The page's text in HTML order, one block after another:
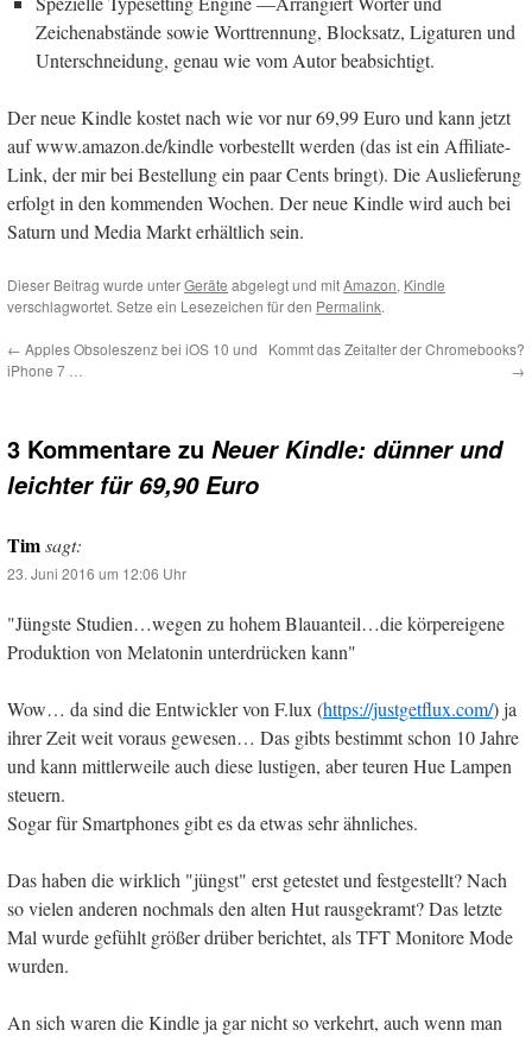
Zeichenabstände sowie Worttrennung, Blocksatz, Ligaturen und
Unterschneidung, genau wie vom Autor beabsichtigt.
Der neue Kindle kostet nach wie vor nur 69,99 Euro und kann jetzt
auf www.amazon.de/kindle vorbestellt werden (das ist ein Affiliate-
Link, der mir bei Bestellung ein paar Cents bringt). Die Auslieferung
erfolgt in den kommenden Wochen. Der neue Kindle wird auch bei
Saturn und Media Markt erhältlich sein.
Dieser Beitrag wurde unterGeräte abgelegt und mitAmazon, Kindle
verschlagwortet. Setze ein Lesezeichen für den Permalink.
← Apples Obsoleszenz bei iOS 10 und
iPhone 7 …
Kommt das Zeitalter der Chromebooks?
→
3 Kommentare zu Neuer Kindle: dünner und
leichter für 69,90 Euro
Timsagt:
23. Juni 2016 um 12:06 Uhr
"Jüngste Studien…wegen zu hohem Blauanteil…die körpereigene
Produktion von Melatonin unterdrücken kann"
Wow… da sind die Entwickler von F.lux (https://justgetflux.com/) ja
ihrer Zeit weit voraus gewesen… Das gibts bestimmt schon 10 Jahre
und kann mittlerweile auch diese lustigen, aber teuren Hue Lampen
steuern.
Sogar für Smartphones gibt es da etwas sehr ähnliches.
Das haben die wirklich "jüngst" erst getestet und festgestellt? Nach
so vielen anderen nochmals den alten Hut rausgekramt? Das letzte
Mal wurde gefühlt größer drüber berichtet, als TFT Monitore Mode
wurden.
An sich waren die Kindle ja gar nicht so verkehrt, auch wenn man